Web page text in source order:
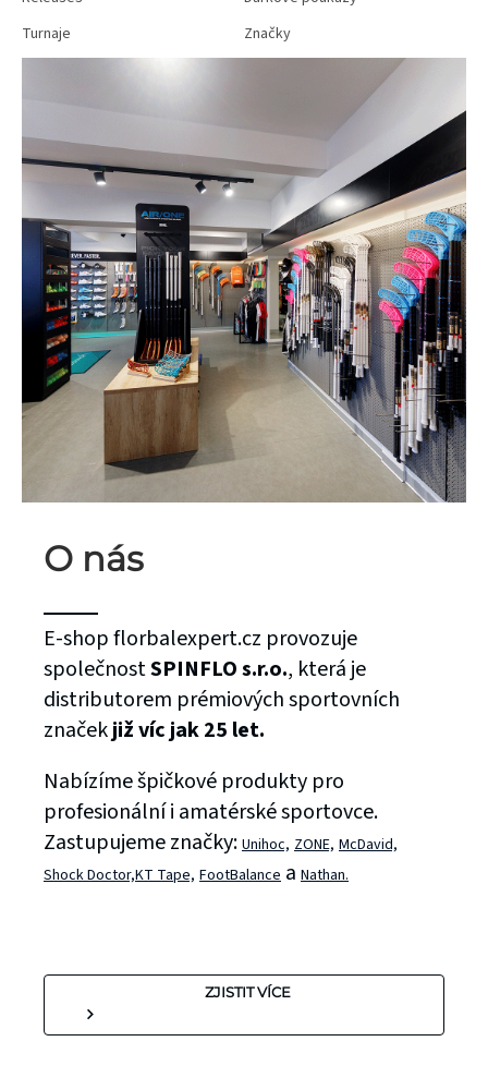
Turnaje
Značky
O nás
E-shop florbalexpert.cz provozuje
společnostSPINFLO s.r.o., která je
distributorem prémiových sportovních
značekjiž víc jak 25 let.
Nabízíme špičkové produkty pro
profesionální i amatérské sportovce.
Zastupujeme značky: Unihoc, ZONE, McDavid,
Shock Doctor,KT Tape, FootBalance a Nathan.
ZJISTIT VÍCE